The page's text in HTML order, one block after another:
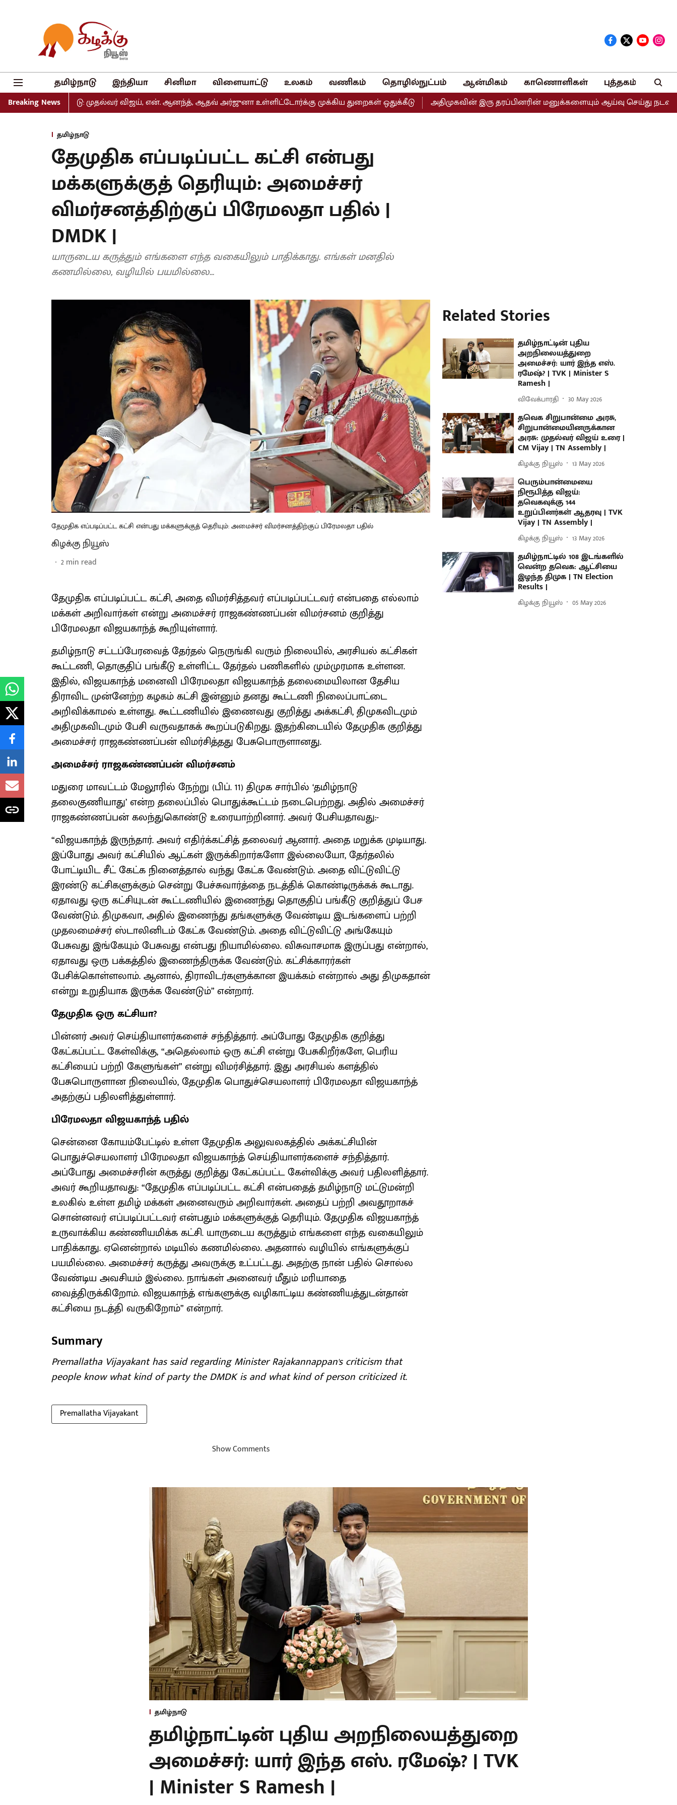
தமிழ்நாடு இந்தியா சினிமா விளையாட்டு உலகம் வணிகம் தொழில்நுட்பம் ஆன்மிகம் காணொளிகள் புத்தகம்
Breaking News
வெளியீடு: முதல்வர் விஜய், என். ஆனந்த், ஆதவ் அர்ஜுனா உள்ளிட்டோர்க்கு முக்கிய துறைகள் ஒதுக்கீடு அதிமுகவின் இரு தரப்பினரின் மனுக்களையும் ஆய்வு செய்து நடவடிக்கை
தமிழ்நாடு
தேமுதிக எப்படிப்பட்ட கட்சி என்பது
மக்களுக்குத் தெரியும்: அமைச்சர்
விமர்சனத்திற்குப் பிரேமலதா பதில் |
DMDK |
யாருடைய கருத்தும் எங்களை எந்த வகையிலும் பாதிக்காது. எங்கள் மனதில்
கணமில்லை, வழியில் பயமில்லை...
தேமுதிக எப்படிப்பட்ட கட்சி என்பது மக்களுக்குத் தெரியும்: அமைச்சர் விமர்சனத்திற்குப் பிரேமலதா பதில்
கிழக்கு நியூஸ்
2min read
தேமுதிக எப்படிப்பட்ட கட்சி, அதை விமர்சித்தவர் எப்படிப்பட்டவர் என்பதை எல்லாம்
மக்கள் அறிவார்கள் என்று அமைச்சர் ராஜகண்ணப்பன் விமர்சனம் குறித்து
பிரேமலதா விஜயகாந்த் கூறியுள்ளார்.
தமிழ்நாடு சட்டப்பேரவைத் தேர்தல் நெருங்கி வரும் நிலையில், அரசியல் கட்சிகள்
கூட்டணி, தொகுதிப் பங்கீடு உள்ளிட்ட தேர்தல் பணிகளில் மும்முரமாக உள்ளன.
இதில், விஜயகாந்த் மனைவி பிரேமலதா விஜயகாந்த் தலைமையிலான தேசிய
திராவிட முன்னேற்ற கழகம் கட்சி இன்னும் தனது கூட்டணி நிலைப்பாட்டை
அறிவிக்காமல் உள்ளது. கூட்டணியில் இணைவது குறித்து அக்கட்சி, திமுகவிடமும்
அதிமுகவிடமும் பேசி வருவதாகக் கூறப்படுகிறது. இதற்கிடையில் தேமுதிக குறித்து
அமைச்சர் ராஜகண்ணப்பன் விமர்சித்தது பேசுபொருளானது.
அமைச்சர் ராஜகண்ணப்பன் விமர்சனம்
மதுரை மாவட்டம் மேலூரில் நேற்று (பிப். 11) திமுக சார்பில் ‘தமிழ்நாடு
தலைகுணியாது’ என்ற தலைப்பில் பொதுக்கூட்டம் நடைபெற்றது. அதில் அமைச்சர்
ராஜகண்ணப்பன் கலந்துகொண்டு உரையாற்றினார். அவர் பேசியதாவது:-
“விஜயகாந்த் இருந்தார். அவர் எதிர்க்கட்சித் தலைவர் ஆனார். அதை மறுக்க முடியாது.
இப்போது அவர் கட்சியில் ஆட்கள் இருக்கிறார்களோ இல்லையோ, தேர்தலில்
போட்டியிட சீட் கேட்க நினைத்தால் வந்து கேட்க வேண்டும். அதை விட்டுவிட்டு
இரண்டு கட்சிகளுக்கும் சென்று பேச்சுவார்த்தை நடத்திக் கொண்டிருக்கக் கூடாது.
ஏதாவது ஒரு கட்சியுடன் கூட்டணியில் இணைந்து தொகுதிப் பங்கீடு குறித்துப் பேச
வேண்டும். திமுகவா, அதில் இணைந்து தங்களுக்கு வேண்டிய இடங்களைப் பற்றி
முதலமைச்சர் ஸ்டாலினிடம் கேட்க வேண்டும். அதை விட்டுவிட்டு அங்கேயும்
பேசுவது இங்கேயும் பேசுவது என்பது நியாமில்லை. விசுவாசமாக இருப்பது என்றால்,
ஏதாவது ஒரு பக்கத்தில் இணைந்திருக்க வேண்டும். கட்சிக்காரர்கள்
பேசிக்கொள்ளலாம். ஆனால், திராவிடர்களுக்கான இயக்கம் என்றால் அது திமுகதான்
என்று உறுதியாக இருக்க வேண்டும்” என்றார்.
தேமுதிக ஒரு கட்சியா?
பின்னர் அவர் செய்தியாளர்களைச் சந்தித்தார். அப்போது தேமுதிக குறித்து
கேட்கப்பட்ட கேள்விக்கு, “அதெல்லாம் ஒரு கட்சி என்று பேசுகிறீர்களே, பெரிய
கட்சியைப் பற்றி கேளுங்கள்” என்று விமர்சித்தார். இது அரசியல் களத்தில்
பேசுபொருளான நிலையில், தேமுதிக பொதுச்செயலாளர் பிரேமலதா விஜயகாந்த்
அதற்குப் பதிலளித்துள்ளார்.
பிரேமலதா விஜயகாந்த் பதில்
சென்னை கோயம்பேட்டில் உள்ள தேமுதிக அலுவலகத்தில் அக்கட்சியின்
பொதுச்செயலாளர் பிரேமலதா விஜயகாந்த் செய்தியாளர்களைச் சந்தித்தார்.
அப்போது அமைச்சரின் கருத்து குறித்து கேட்கப்பட்ட கேள்விக்கு அவர் பதிலளித்தார்.
அவர் கூறியதாவது: “தேமுதிக எப்படிப்பட்ட கட்சி என்பதைத் தமிழ்நாடு மட்டுமன்றி
உலகில் உள்ள தமிழ் மக்கள் அனைவரும் அறிவார்கள். அதைப் பற்றி அவதூறாகச்
சொன்னவர் எப்படிப்பட்டவர் என்பதும் மக்களுக்குத் தெரியும். தேமுதிக விஜயகாந்த்
உருவாக்கிய கண்ணியமிக்க கட்சி. யாருடைய கருத்தும் எங்களை எந்த வகையிலும்
பாதிக்காது. ஏனென்றால் மடியில் கணமில்லை. அதனால் வழியில் எங்களுக்குப்
பயமில்லை. அமைச்சர் கருத்து அவருக்கு உட்பட்டது. அதற்கு நான் பதில் சொல்ல
வேண்டிய அவசியம் இல்லை. நாங்கள் அனைவர் மீதும் மரியாதை
வைத்திருக்கிறோம். விஜயகாந்த் எங்களுக்கு வழிகாட்டிய கண்ணியத்துடன்தான்
கட்சியை நடத்தி வருகிறோம்” என்றார்.
Summary
Premallatha Vijayakant has said regarding Minister Rajakannappan's criticism that
people know what kind of party the DMDK is and what kind of person criticized it.
Premallatha Vijayakant
Show Comments
Related Stories
தமிழ்நாட்டின் புதிய
அறநிலையத்துறை
அமைச்சர்: யார் இந்த எஸ்.
ரமேஷ்? | TVK | Minister S
Ramesh |
விவேக்பாரதி 30 May 2026
தவெக சிறுபான்மை அரசு,
சிறுபான்மையினருக்கான
அரசு: முதல்வர் விஜய் உரை |
CM Vijay | TN Assembly |
கிழக்கு நியூஸ் 13 May 2026
பெரும்பான்மையை
நிரூபித்த விஜய்:
தவெகவுக்கு 144
உறுப்பினர்கள் ஆதரவு | TVK
Vijay | TN Assembly |
கிழக்கு நியூஸ் 13 May 2026
தமிழ்நாட்டில் 108 இடங்களில்
வென்ற தவெக: ஆட்சியை
இழந்த திமுக | TN Election
Results |
கிழக்கு நியூஸ் 05 May 2026
தமிழ்நாடு
தமிழ்நாட்டின் புதிய அறநிலையத்துறை
அமைச்சர்: யார் இந்த எஸ். ரமேஷ்? | TVK
| Minister S Ramesh |